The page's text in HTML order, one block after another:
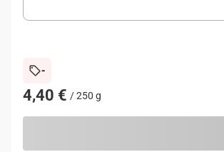
-
4,40 € / 250 g